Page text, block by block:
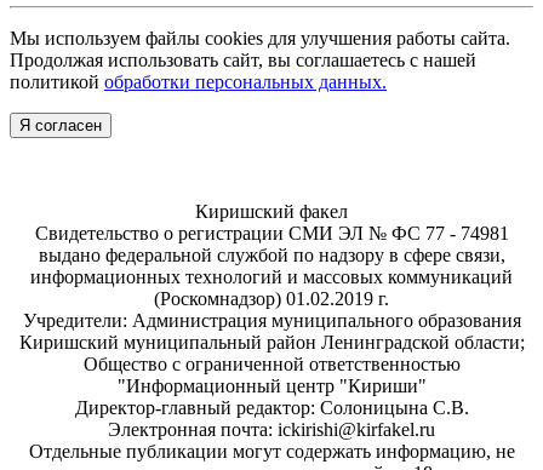
Мы используем файлы cookies для улучшения работы сайта.
Продолжая использовать сайт, вы соглашаетесь с нашей
политикой обработки персональных данных.
Я согласен
Киришский факел
Свидетельство о регистрации СМИ ЭЛ № ФС 77 - 74981
выдано федеральной службой по надзору в сфере связи,
информационных технологий и массовых коммуникаций
(Роскомнадзор) 01.02.2019 г.
Учредители: Администрация муниципального образования
Киришский муниципальный район Ленинградской области;
Общество с ограниченной ответственностью
"Информационный центр "Кириши"
Директор-главный редактор: Солоницына С.В.
Электронная почта: ickirishi@kirfakel.ru
Отдельные публикации могут содержать информацию, не